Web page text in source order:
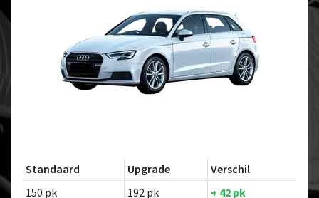
Standaard Upgrade
Verschil
150 pk
192 pk
+ 42 pk